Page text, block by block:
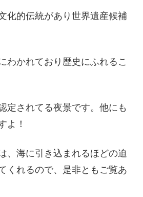
化的伝統があり世界遺産候補
わかれており歴史にふれるこ
定されてる夜景です。他にも
よ！
、海に引き込まれるほどの迫
くれるので、是非ともご覧あ